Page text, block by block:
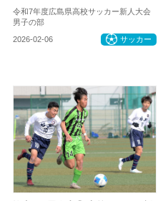
令和7年度広島県高校サッカー新人大会
男子の部
2026-02-06 サッカー